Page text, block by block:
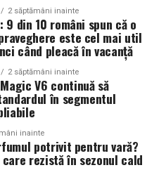
de ani de zile
un teren agricol a
antreprenor local. L-a
în irigații.
în străinătate și nu a
ani.
descoperă că altcineva îl
220 V monofazic, priză
încărcare auto electric
condiționat integrat pentru
la temperatură optimă
tip off-road pentru deplasare
2 săptămâni inainte
9 din 10 români spun că o
este cel mai util
când pleacă în vacanță
2 săptămâni inainte
Magic V6 continuă să
în segmentul
inainte
potrivit pentru vară?
rezistă în sezonul cald